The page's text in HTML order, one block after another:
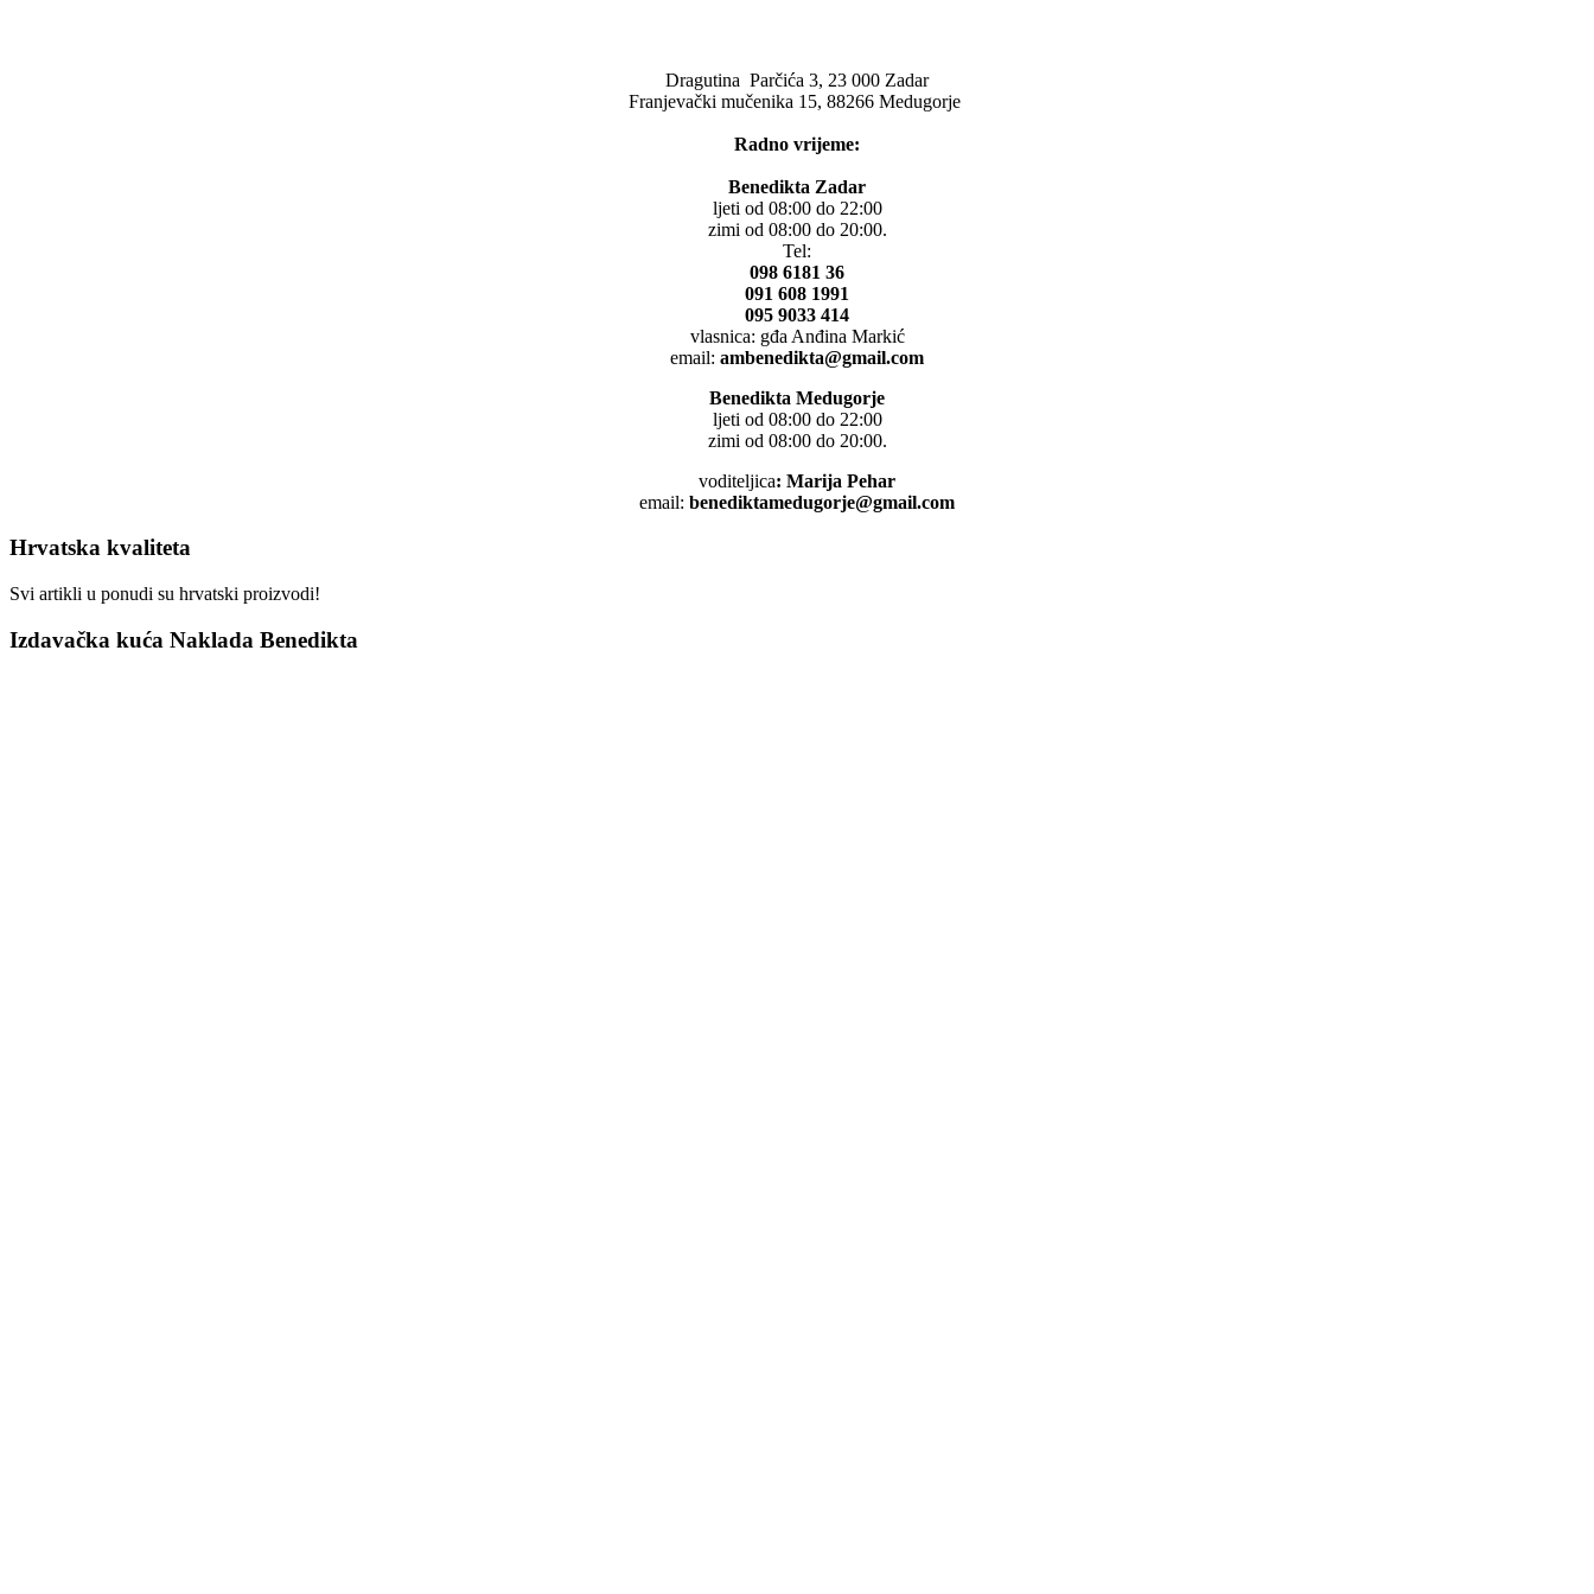
Dragutina Parčića 3, 23 000 Zadar
Franjevački mučenika 15, 88266 Medugorje
Radno vrijeme:
Benedikta Zadar
ljeti od 08:00 do 22:00
zimi od 08:00 do 20:00.
Tel:
098 6181 36
091 608 1991
095 9033 414
vlasnica: gđa Anđina Markić
email: ambenedikta@gmail.com
Benedikta Medugorje
ljeti od 08:00 do 22:00
zimi od 08:00 do 20:00.
voditeljica: Marija Pehar
email: benediktamedugorje@gmail.com
Hrvatska kvaliteta
Svi artikli u ponudi su hrvatski proizvodi!
Izdavačka kuća Naklada Benedikta